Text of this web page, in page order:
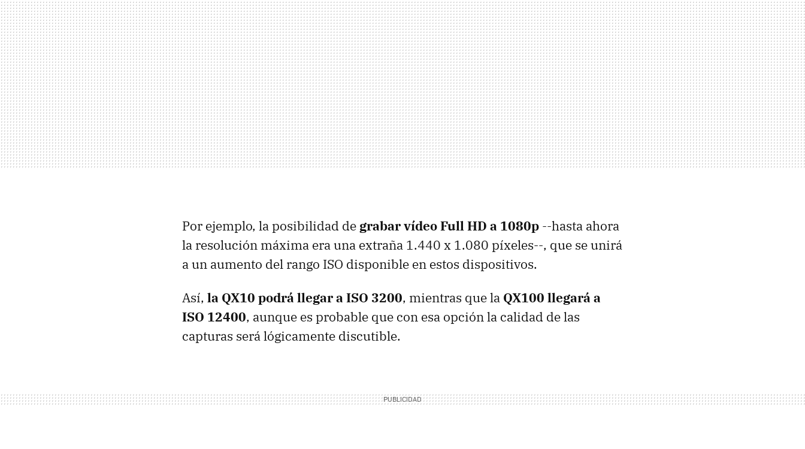
Por ejemplo, la posibilidad de grabar vídeo Full HD a 1080p --hasta ahora
la resolución máxima era una extraña 1.440 x 1.080 píxeles--, que se unirá
a un aumento del rango ISO disponible en estos dispositivos.
Así, la QX10 podrá llegar a ISO 3200, mientras que la QX100 llegará a
ISO 12400, aunque es probable que con esa opción la calidad de las
capturas será lógicamente discutible.